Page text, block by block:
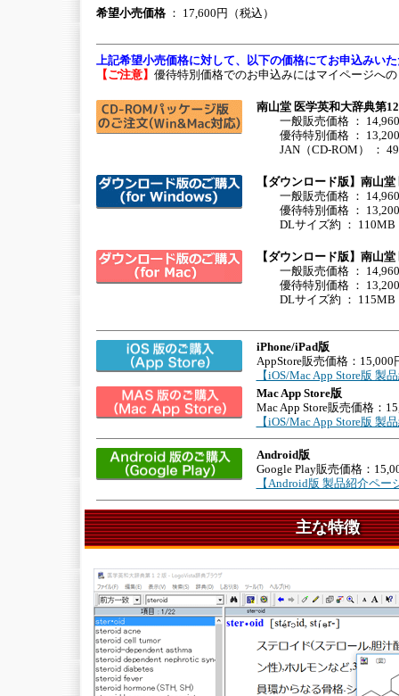
希望小売価格： 17,600円（税込）
上記希望小売価格に対して、以下の価格にてお申込みい
【ご注意】 優待特別価格でのお申込みにはマイページへ
南山堂 医学英和大辞典第
一般販売価格 ：
優待特別価格 ： 13,200
JAN（CD-ROM） ：
【ダウンロード版】南山
一般販売価格 ：
優待特別価格 ： 13,200
DLサイズ約 ： 110MB
【ダウンロード版】南山
一般販売価格 ：
優待特別価格 ： 13,200
DLサイズ約 ： 115MB
iPhone/iPad版
AppStore販売価格：15,000
【iOS/Mac App Store版 製
Mac App Store版
Mac App Store販売価格：
【iOS/Mac App Store版 製
Android版
Google Play販売価格：
【Android版 製品紹介ペー
主な特徴